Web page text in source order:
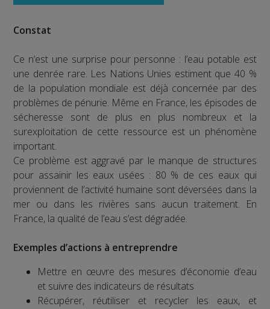
Constat
Ce n’est une surprise pour personne : l’eau potable est
une denrée rare. Les Nations Unies estiment que 40 %
de la population mondiale est déjà concernée par des
problèmes de pénurie. Même en France, les épisodes de
sécheresse sont de plus en plus nombreux et la
surexploitation de cette ressource est un phénomène
important.
Ce problème est aggravé par le manque de structures
pour assainir les eaux usées : 80 % de ces eaux qui
proviennent de l’activité humaine sont déversées dans la
mer ou dans les rivières sans aucun traitement. En
France, la qualité de l’eau s’est dégradée.
Exemples d’actions à entreprendre
Mettre en œuvre des mesures d’économie d’eau
et suivre des indicateurs de résultats
Récupérer, réutiliser et recycler les eaux, et